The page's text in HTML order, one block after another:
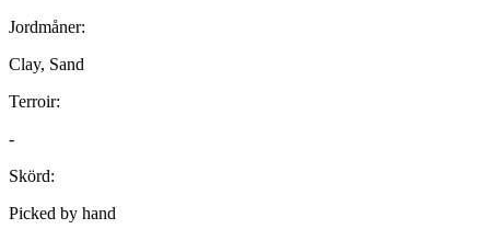
Jordmåner:
Clay, Sand
Terroir:
-
Skörd:
Picked by hand